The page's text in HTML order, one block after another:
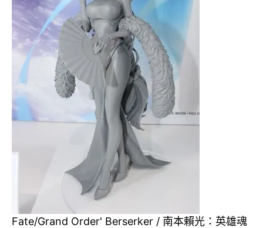
Fate/Grand Order' Berserker / 南本賴光：英雄魂